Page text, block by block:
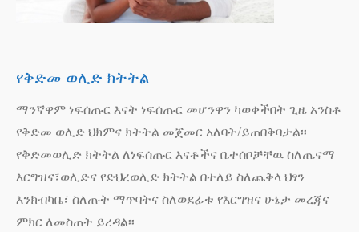
የቅድመ ወሊድ ክትትል
ማንኛዋም ነፍሰጡር እናት ነፍሰጡር መሆንዋን ካወቀችበት ጊዜ አንስቶ
የቅድመ ወሊድ ህክምና ክትትል መጀመር አለባት/ይጠበቅባታል፡፡
የቅድመወሊድ ክትትል ለነፍሰጡር እናቶችና ቤተሰቦቻቸዉ ስለጤናማ
እርግዝና፣ወሊድና የድህረወሊድ ክትትል በተለይ ስለጨቅላ ህፃን
እንክብካቤ፣ ስለጡት ማጥባትና ስለወደፊቱ የእርግዝና ሁኔታ መረጃና
ምክር ለመስጠት ይረዳል፡፡